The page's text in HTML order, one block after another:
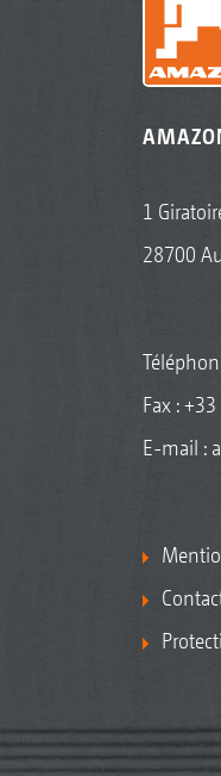
1
28700
Fax :
E-mail :